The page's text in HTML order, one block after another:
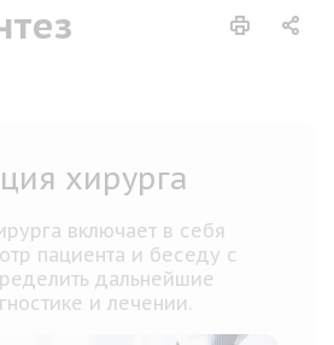
хирурга
включает в себя
пациента и беседу с
дальнейшие
и лечении.